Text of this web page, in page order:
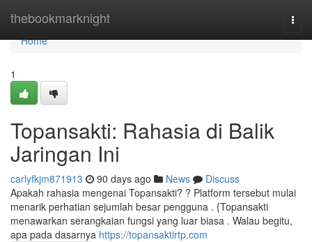
thebookmarknight
Home
Home
1
Topansakti: Rahasia di Balik
Jaringan Ini
carlyfkjm871913 90 days ago News
Discuss
Apakah rahasia mengenai Topansakti? ? Platform tersebut mulai
menarik perhatian sejumlah besar pengguna . {Topansakti
menawarkan serangkaian fungsi yang luar biasa . Walau begitu,
apa pada dasarnya https://topansaktirtp.com